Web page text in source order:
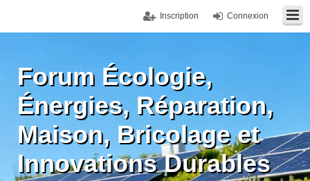
Connexion
Inscription
Forum Écologie,
Énergies, Réparation,
Maison, Bricolage et
Innovations Durables